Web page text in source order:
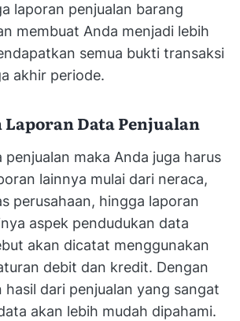
laporan penjualan barang
membuat Anda menjadi lebih
semua bukti transaksi
akhir periode.
Laporan Data Penjualan
penjualan maka Anda juga harus
lainnya mulai dari neraca,
perusahaan, hingga laporan
aspek pendudukan data
akan dicatat menggunakan
debit dan kredit. Dengan
hasil dari penjualan yang sangat
akan lebih mudah dipahami.